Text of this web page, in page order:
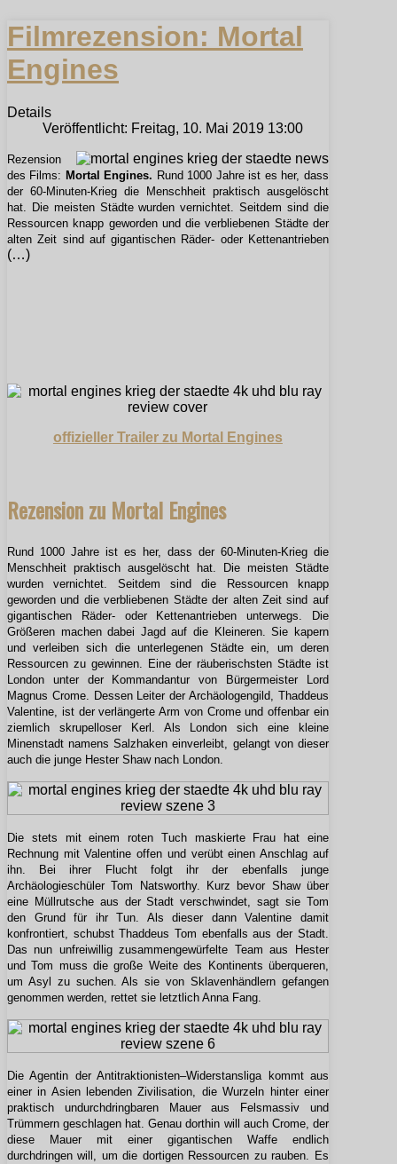
Filmrezension: Mortal
Engines
Details
Veröffentlicht: Freitag, 10. Mai 2019 13:00
Rezension
des Films: Mortal Engines. Rund 1000 Jahre ist es her, dass
der 60-Minuten-Krieg die Menschheit praktisch ausgelöscht
hat. Die meisten Städte wurden vernichtet. Seitdem sind die
Ressourcen knapp geworden und die verbliebenen Städte der
alten Zeit sind auf gigantischen Räder- oder Kettenantrieben
(…)
offizieller Trailer zu Mortal Engines
Rezension zu Mortal Engines
Rund 1000 Jahre ist es her, dass der 60-Minuten-Krieg die
Menschheit praktisch ausgelöscht hat. Die meisten Städte
wurden vernichtet. Seitdem sind die Ressourcen knapp
geworden und die verbliebenen Städte der alten Zeit sind auf
gigantischen Räder- oder Kettenantrieben unterwegs. Die
Größeren machen dabei Jagd auf die Kleineren. Sie kapern
und verleiben sich die unterlegenen Städte ein, um deren
Ressourcen zu gewinnen. Eine der räuberischsten Städte ist
London unter der Kommandantur von Bürgermeister Lord
Magnus Crome. Dessen Leiter der Archäologengild, Thaddeus
Valentine, ist der verlängerte Arm von Crome und offenbar ein
ziemlich skrupelloser Kerl. Als London sich eine kleine
Minenstadt namens Salzhaken einverleibt, gelangt von dieser
auch die junge Hester Shaw nach London.
Die stets mit einem roten Tuch maskierte Frau hat eine
Rechnung mit Valentine offen und verübt einen Anschlag auf
ihn. Bei ihrer Flucht folgt ihr der ebenfalls junge
Archäologieschüler Tom Natsworthy. Kurz bevor Shaw über
eine Müllrutsche aus der Stadt verschwindet, sagt sie Tom
den Grund für ihr Tun. Als dieser dann Valentine damit
konfrontiert, schubst Thaddeus Tom ebenfalls aus der Stadt.
Das nun unfreiwillig zusammengewürfelte Team aus Hester
und Tom muss die große Weite des Kontinents überqueren,
um Asyl zu suchen. Als sie von Sklavenhändlern gefangen
genommen werden, rettet sie letztlich Anna Fang.
Die Agentin der Antitraktionisten–Widerstansliga kommt aus
einer in Asien lebenden Zivilisation, die Wurzeln hinter einer
praktisch undurchdringbaren Mauer aus Felsmassiv und
Trümmern geschlagen hat. Genau dorthin will auch Crome, der
diese Mauer mit einer gigantischen Waffe endlich
durchdringen will, um die dortigen Ressourcen zu rauben. Es